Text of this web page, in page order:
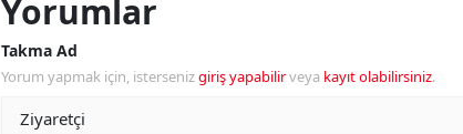
Yorumlar
Takma Ad
Yorum yapmak için, istersenizgiriş yapabilirveya kayıt olabilirsiniz.